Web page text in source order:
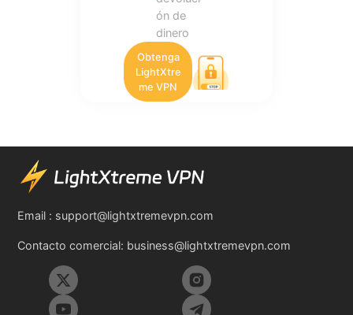
ón de
dinero
Obtenga
LightXtre
me VPN
Email : support@lightxtremevpn.com
Contacto comercial: business@lightxtremevpn.com